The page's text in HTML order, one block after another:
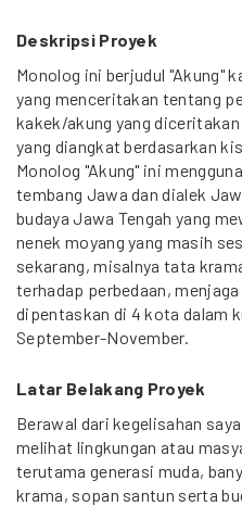
Deskripsi Proyek
Monolog ini berjudul "Akung"
yang menceritakan tentang
kakek/akung yang
yang diangkat berdasarkan
Monolog "Akung" ini
tembang Jawa dan dialek
budaya Jawa Tengah yang
nenek moyang yang masih
sekarang, misalnya tata
terhadap perbedaan,
dipentaskan di 4 kota dalam
September-November.
Latar Belakang Proyek
Berawal dari kegelisahan
melihat lingkungan atau
terutama generasi muda,
krama, sopan santun serta